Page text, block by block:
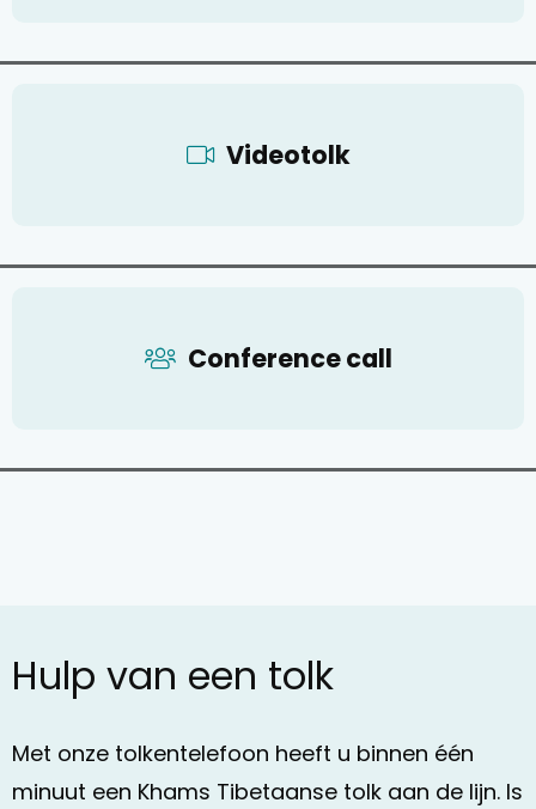
Videotolk
Conference call
Hulp van een tolk
Met onze tolkentelefoon heeft u binnen één
minuut een Khams Tibetaanse tolk aan de lijn. Is